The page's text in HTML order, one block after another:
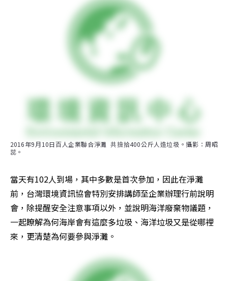
2016年9月10日百人企業聯合淨灘  共撿拾400公斤人造垃圾。攝影：周昭
蕊。
當天有102人到場，其中多數是首次參加，因此在淨灘
前，台灣環境資訊協會特別安排講師至企業辦理行前說明
會，除提醒安全注意事項以外，並說明海洋廢棄物議題，
一起瞭解為何海岸會有這麼多垃圾、海洋垃圾又是從哪裡
來，更清楚為何要參與淨灘。